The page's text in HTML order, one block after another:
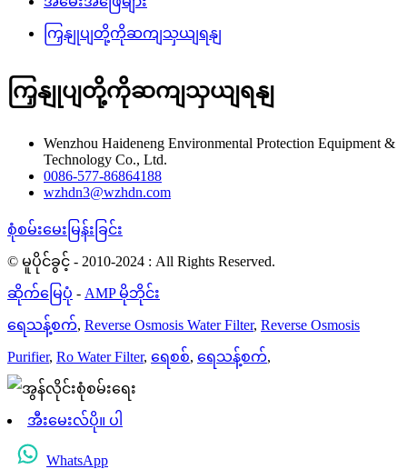
ကြှနျုပျတို့ကိုဆကျသှယျရနျ
ကြှနျုပျတို့ကိုဆကျသှယျရနျ
Wenzhou Haideneng Environmental Protection Equipment &
Technology Co., Ltd.
0086-577-86864188
wzhdn3@wzhdn.com
စုံစမ်းမေးမြန်းခြင်း
© မူပိုင်ခွင့် - 2010-2024 : All Rights Reserved.
ဆိုက်မြေပုံ - AMP မိုဘိုင်း
ရေသန့်စက်, Reverse Osmosis Water Filter, Reverse Osmosis
Purifier, Ro Water Filter, ရေစစ်, ရေသန့်စက်,
အီးမေးလ်ပို။ ပါ
WhatsApp